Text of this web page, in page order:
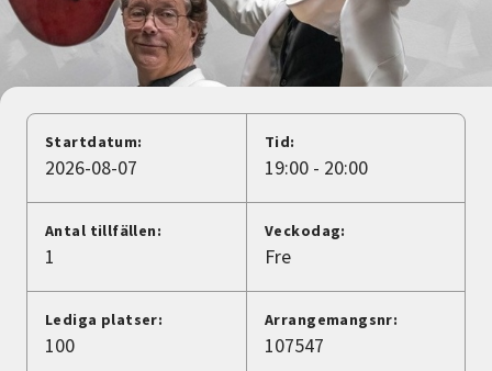
Cirkelledare
Avdelningar
Lyssna
Startdatum:
2026-08-07
Tid:
19:00 - 20:00
Antal tillfällen:
1
Veckodag:
Fre
Lediga platser:
100
Arrangemangsnr:
107547